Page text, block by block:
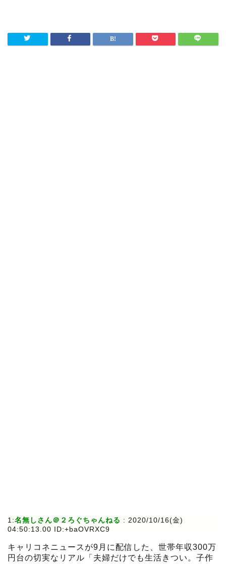
1:名無しさん＠２ろぐちゃんねる : 2020/10/16(金)
04:50:13.00 ID:+baOVRXC9
キャリコネニュースが9月に配信した、世帯年収300万
円台の切実なリアル「夫婦だけでも生活きつい。子作